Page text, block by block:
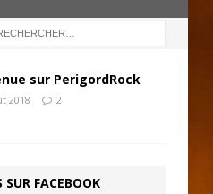
sur PerigordRock
2018 2
SUR FACEBOOK